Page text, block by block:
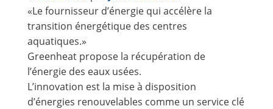
«Le fournisseur d’énergie qui accélère la
transition énergétique des centres
aquatiques.»
Greenheat propose la récupération de
l’énergie des eaux usées.
L’innovation est la mise à disposition
d’énergies renouvelables comme un service clé